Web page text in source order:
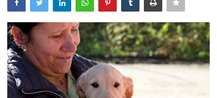
Sobre Nós
Educação
Estatuto Editorial